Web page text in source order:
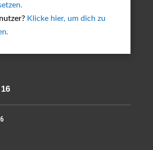
Klicke hier, um dich zu